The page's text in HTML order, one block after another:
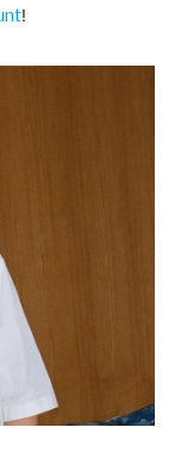
!